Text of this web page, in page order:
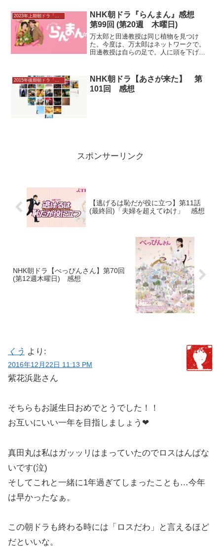
NHK朝ドラ『らんまん』感想
第99回 (第20週 木曜日)
万太郎と田邊教授は同じ植物を見つけ
た。今度は、万太郎はネットワークで。
田邊教授は自らの足で。人に頭を下げる
にいた田邊（要潤）は、妻・聡子（中田
青渚）に背中を押され、植物...
2015年後期朝ドラ「あさが来た」
NHK朝ドラ【あさが来た】 第
101回 感想
スポンサーリンク
【逃げるは恥だが役に立つ】第11話
(最終回)「夫婦を超えてゆけ」 感想
NHK朝ドラ【べっぴんさん】第70回
(第12週木曜日) 感想
くう より:
2016年12月22日 11:13 PM
紫花浜匙さん
そちらもお誕生日おめでとうでした！！
お互いにいい一年を目指しましょう❤
真田丸は私はガッッリはまっていたのでロスはんぱな
いです(泣)
そしてこれと一緒に1年過ぎてしまったことも…今年
は早かったなぁ。
この朝ドラも終わる時には「ロスだわ」と言えるほど
だといいな。